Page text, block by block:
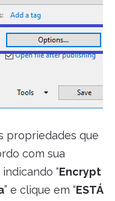
propriedades que
com sua
“Encrypt
” e clique em “ESTÁ